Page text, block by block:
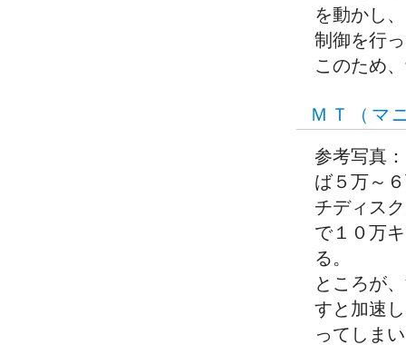
を動かし
制御を行
このため
ＭＴ（マ
参考写真
ば５万～
チディス
で１０万
る。
ところが
すと加速
ってしま